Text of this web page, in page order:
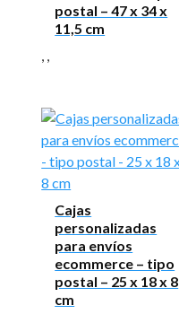
postal – 47 x 34 x
11,5 cm
Cajas
personalizadas
para envíos
ecommerce – tipo
postal – 25 x 18 x 8
cm